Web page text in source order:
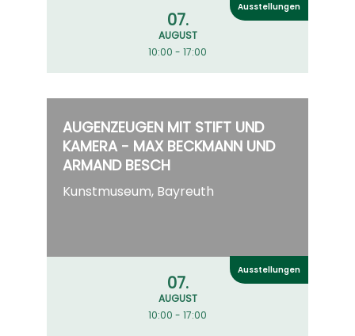
Ausstellungen
07.
AUGUST
10:00 - 17:00
AUGENZEUGEN MIT STIFT UND
KAMERA - MAX BECKMANN UND
ARMAND BESCH
Kunstmuseum, Bayreuth
Ausstellungen
07.
AUGUST
10:00 - 17:00